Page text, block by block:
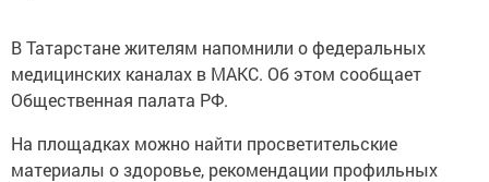
В Татарстане жителям напомнили о федеральных
медицинских каналах в МАКС. Об этом сообщает
Общественная палата РФ.
На площадках можно найти просветительские
материалы о здоровье, рекомендации профильных